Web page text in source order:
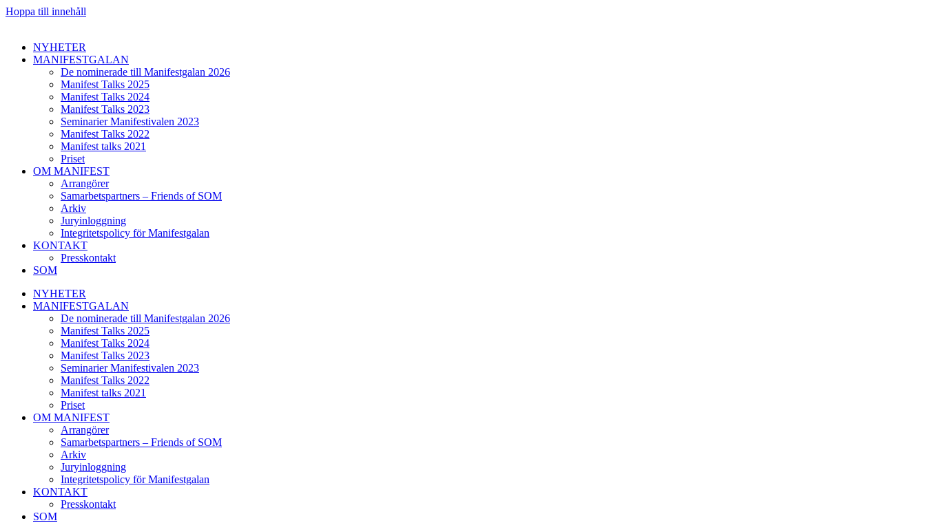
Hoppa till innehåll
NYHETER
MANIFESTGALAN
De nominerade till Manifestgalan 2026
Manifest Talks 2025
Manifest Talks 2024
Manifest Talks 2023
Seminarier Manifestivalen 2023
Manifest Talks 2022
Manifest talks 2021
Priset
OM MANIFEST
Arrangörer
Samarbetspartners – Friends of SOM
Arkiv
Juryinloggning
Integritetspolicy för Manifestgalan
KONTAKT
Presskontakt
SOM
NYHETER
MANIFESTGALAN
De nominerade till Manifestgalan 2026
Manifest Talks 2025
Manifest Talks 2024
Manifest Talks 2023
Seminarier Manifestivalen 2023
Manifest Talks 2022
Manifest talks 2021
Priset
OM MANIFEST
Arrangörer
Samarbetspartners – Friends of SOM
Arkiv
Juryinloggning
Integritetspolicy för Manifestgalan
KONTAKT
Presskontakt
SOM